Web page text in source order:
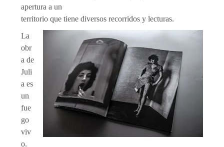
apertura a un
territorio que tiene diversos recorridos y lecturas.
La
obr
a de
Juli
a es
un
fue
go
viv
o.